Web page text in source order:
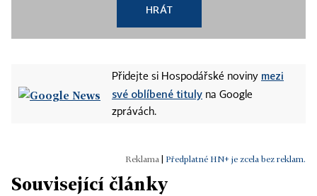
HRÁT
Přidejte si Hospodářské noviny mezi
své oblíbené tituly na Google
zprávách.
Předplatné HN+ je zcela bez reklam.
Související články